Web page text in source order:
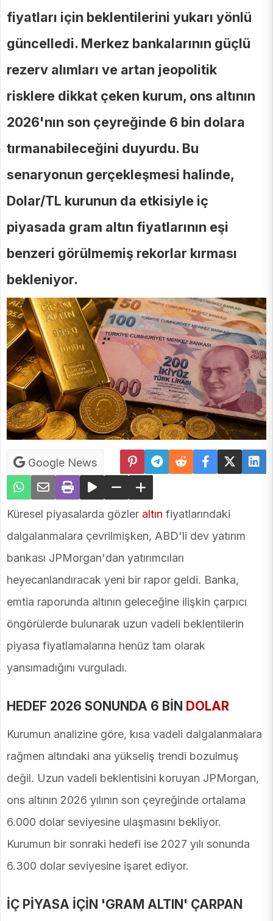
fiyatları için beklentilerini yukarı yönlü
güncelledi. Merkez bankalarının güçlü
rezerv alımları ve artan jeopolitik
risklere dikkat çeken kurum, ons altının
2026'nın son çeyreğinde 6 bin dolara
tırmanabileceğini duyurdu. Bu
senaryonun gerçekleşmesi halinde,
Dolar/TL kurunun da etkisiyle iç
piyasada gram altın fiyatlarının eşi
benzeri görülmemiş rekorlar kırması
bekleniyor.
Google News
Küresel piyasalarda gözler altın fiyatlarındaki
dalgalanmalara çevrilmişken, ABD'li dev yatırım
bankası JPMorgan'dan yatırımcıları
heyecanlandıracak yeni bir rapor geldi. Banka,
emtia raporunda altının geleceğine ilişkin çarpıcı
öngörülerde bulunarak uzun vadeli beklentilerin
piyasa fiyatlamalarına henüz tam olarak
yansımadığını vurguladı.
HEDEF 2026 SONUNDA 6 BİN DOLAR
Kurumun analizine göre, kısa vadeli dalgalanmalara
rağmen altındaki ana yükseliş trendi bozulmuş
değil. Uzun vadeli beklentisini koruyan JPMorgan,
ons altının 2026 yılının son çeyreğinde ortalama
6.000 dolar seviyesine ulaşmasını bekliyor.
Kurumun bir sonraki hedefi ise 2027 yılı sonunda
6.300 dolar seviyesine işaret ediyor.
İÇ PİYASA İÇİN 'GRAM ALTIN' ÇARPAN